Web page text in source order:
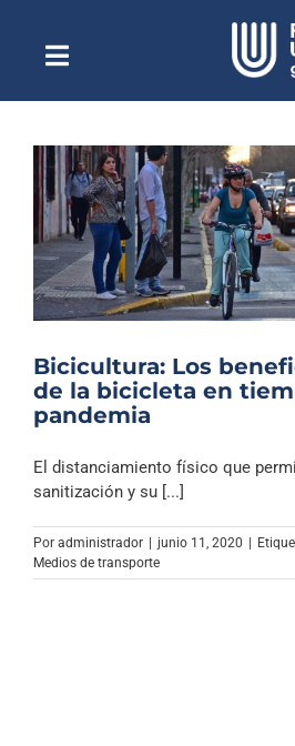
contenidoToggle
NavigationEscuchar Radio
Quiénes
Podcast
Noticias
Columnas
Especiales
Bicicultura: Los
de la bicicleta en
pandemia
El distanciamiento físico que
sanitización y su [...]
Por administrador | junio 11, 2020 |
Medios de transporte